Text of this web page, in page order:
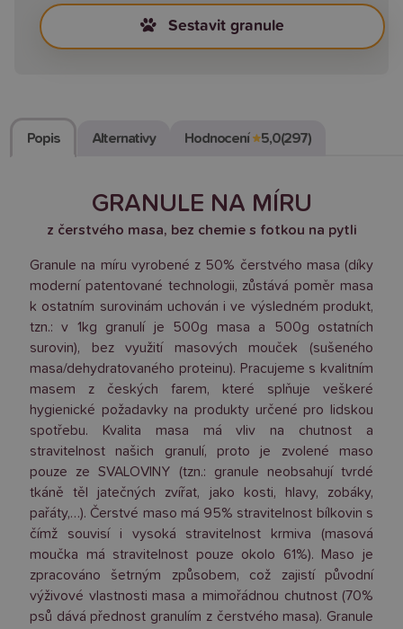
Sestavit granule
Popis Alternativy Hodnocení ★5,0(297)
GRANULE NA MÍRU
z čerstvého masa, bez chemie s fotkou na pytli
Granule na míru vyrobené z 50% čerstvého masa (díky
moderní patentované technologii, zůstává poměr masa
k ostatním surovinám uchován i ve výsledném produkt,
tzn.: v 1kg granulí je 500g masa a 500g ostatních
surovin), bez využití masových mouček (sušeného
masa/dehydratovaného proteinu). Pracujeme s kvalitním
masem z českých farem, které splňuje veškeré
hygienické požadavky na produkty určené pro lidskou
spotřebu. Kvalita masa má vliv na chutnost a
stravitelnost našich granulí, proto je zvolené maso
pouze ze SVALOVINY (tzn.: granule neobsahují tvrdé
tkáně těl jatečných zvířat, jako kosti, hlavy, zobáky,
pařáty,…). Čerstvé maso má 95% stravitelnost bílkovin s
čímž souvisí i vysoká stravitelnost krmiva (masová
moučka má stravitelnost pouze okolo 61%). Maso je
zpracováno šetrným způsobem, což zajistí původní
výživové vlastnosti masa a mimořádnou chutnost (70%
psů dává přednost granulím z čerstvého masa). Granule